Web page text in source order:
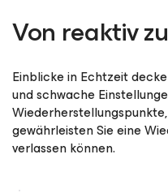
Von reaktiv
Einblicke in Echtzeit
und schwache
gewährleisten Sie eine
verlassen können.